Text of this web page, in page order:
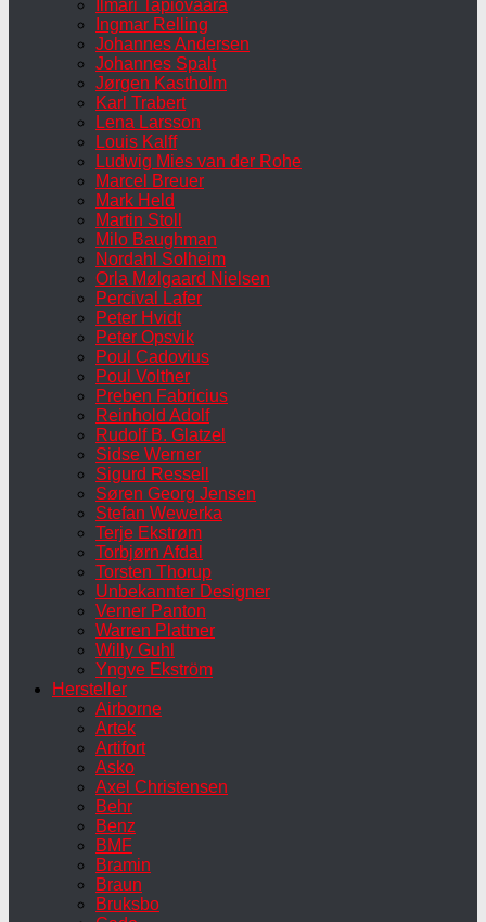
Ilmari Tapiovaara
Ingmar Relling
Johannes Andersen
Johannes Spalt
Jørgen Kastholm
Karl Trabert
Lena Larsson
Louis Kalff
Ludwig Mies van der Rohe
Marcel Breuer
Mark Held
Martin Stoll
Milo Baughman
Nordahl Solheim
Orla Mølgaard Nielsen
Percival Lafer
Peter Hvidt
Peter Opsvik
Poul Cadovius
Poul Volther
Preben Fabricius
Reinhold Adolf
Rudolf B. Glatzel
Sidse Werner
Sigurd Ressell
Søren Georg Jensen
Stefan Wewerka
Terje Ekstrøm
Torbjørn Afdal
Torsten Thorup
Unbekannter Designer
Verner Panton
Warren Plattner
Willy Guhl
Yngve Ekström
Hersteller
Airborne
Artek
Artifort
Asko
Axel Christensen
Behr
Benz
BMF
Bramin
Braun
Bruksbo